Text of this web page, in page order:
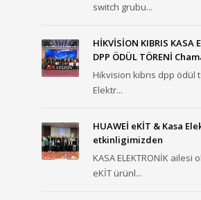
switch grubu...
HİKVİSİON KIBRIS KASA
DPP ÖDÜL TÖRENİ
Hikvision kıbrıs dpp
Elektr...
HUAWEİ eKİT & Kasa
etkinligimizden
KASA ELEKTRONİK ailesi
eKİT ürünl...